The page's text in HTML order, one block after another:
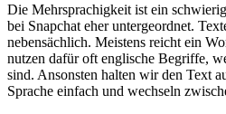
Die Mehrsprachigkeit ist ein
bei Snapchat eher untergeordnet.
nebensächlich. Meistens reicht ein
nutzen dafür oft englische Begriffe,
sind. Ansonsten halten wir den Text
Sprache einfach und wechseln